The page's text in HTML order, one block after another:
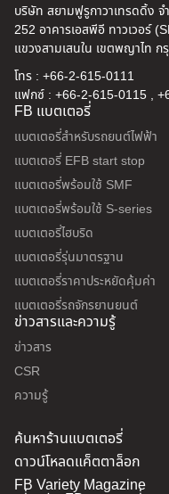
บริษัท สยามฟูรูกาวาเทรดดิ้ง
252 อาคารเอสพีอี ทาวเวอร์
แขวงสามเสนใน เขตพญาไท ก
โทร : +66-2-615-0111
แฟกซ์ : +66-2-615-0115 ,
FB แบตเตอรี่
แบตเตอรี่สำหรับรถยนต์ไฟฟ้า
แบตเตอรี่ EFB start stop
แบตเตอรี่พร้อมใช้ SMF
แบตเตอรี่พร้อมใช้ S-series
แบตเตอรี่ไฮบริด
แบตเตอรี่รุ่นมาตรฐาน
แบตเตอรี่ราคาประหยัดคุ้มค่า
แบตเตอรี่รถจักรยานยนต์
ข่าวสารและความรู้
ข่าวสาร
CSR
ความรู้
ค้นหาร้านแบตเตอรี่
ดาวน์โหลดแค็ตตาล็อก
FB Variety Magazine